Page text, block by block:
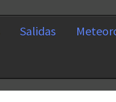
Salidas